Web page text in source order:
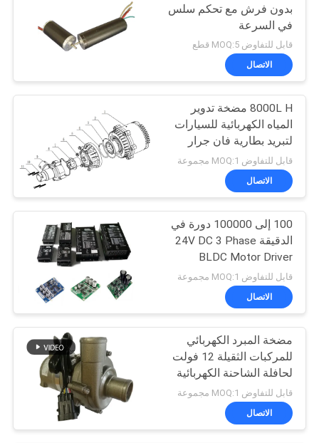
أخبار
جميع
القضايا
طلب
اقتباس
خريطة
الموقع
سياسة
الخصوصية
مضخة مياه السيارات
126
مروحة الطرد
المركزي BLDC
24
مضخة مياه BLDC
65
بدون فرش مع تحكم سلس
في السرعة
قابل للتفاوض MOQ:5 قطع
الاتصال
8000L H مضخة تدوير
المياه الكهربائية للسيارات
لتبريد بطارية فان جرار
قابل للتفاوض MOQ:1 مجموعة
الاتصال
100 إلى 100000 دورة في
الدقيقة 24V DC 3 Phase
BLDC Motor Driver
قابل للتفاوض MOQ:1 مجموعة
الاتصال
مضخة المبرد الكهربائي
للمركبات الثقيلة 12 فولت
لحافلة الشاحنة الكهربائية
قابل للتفاوض MOQ:1 مجموعة
الاتصال